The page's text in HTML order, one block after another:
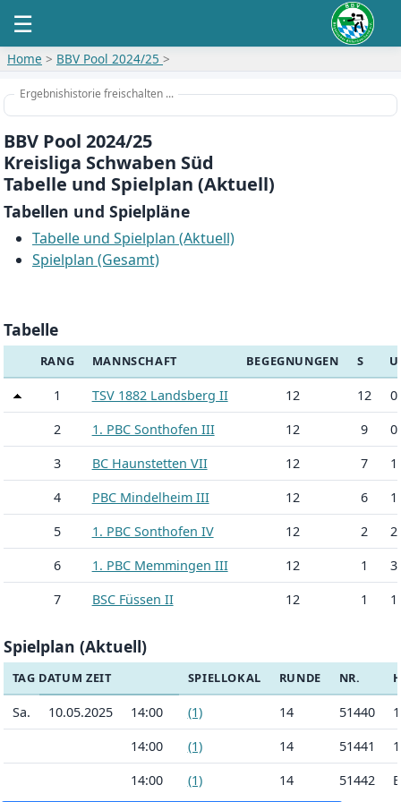
☰
Home > BBV Pool 2024/25 >
Ergebnishistorie freischalten ...
BBV Pool 2024/25
Kreisliga Schwaben Süd
Tabelle und Spielplan (Aktuell)
Tabellen und Spielpläne
Tabelle und Spielplan (Aktuell)
Spielplan (Gesamt)
Tabelle
RANG MANNSCHAFT BEGEGNUNGEN S U
1 TSV 1882 Landsberg II 12 12
0
2
1. PBC Sonthofen III 12 9
0
3
BC Haunstetten VII 12 7
1
4
PBC Mindelheim III 12 6
1
5
1. PBC Sonthofen IV 12 2
2
6
1. PBC Memmingen III 12 1
3
7
BSC Füssen II 12 1 1
Spielplan (Aktuell)
TAG DATUM ZEIT SPIELLOKAL RUNDE NR.
Sa. 10.05.2025 14:00 (1) 14 51440
14:00
(1) 14 51441
14:00
(1) 14 51442